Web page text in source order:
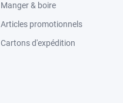
Manger & boire
Articles promotionnels
Cartons d'expédition